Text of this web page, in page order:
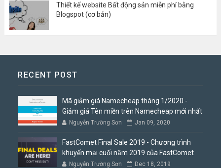
Thiết kế website Bất động sản miễn phí bằng
Blogspot (cơ bản)
RECENT POST
Mã giảm giá Namecheap tháng 1/2020 -
Giảm giá Tên miền trên Namecheap mới nhất
Nguyễn Trường Sơn Jan 09, 2020
FastComet Final Sale 2019 - Chương trình
khuyến mại cuối năm 2019 của FastComet
Nguyễn Trường Sơn Dec 18, 2019